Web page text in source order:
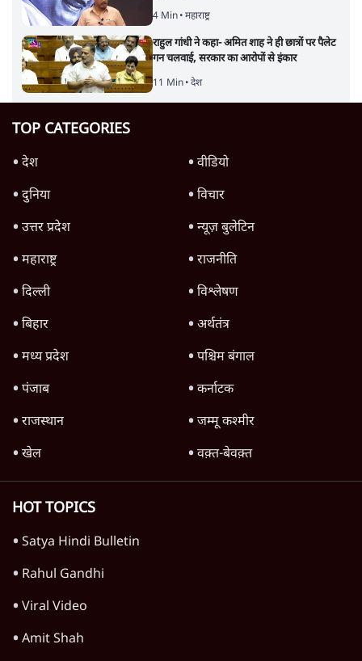
4 Min• महाराष्ट्र
राहुल गांधी ने कहा- अमित शाह ने ही छात्रों पर पैलेट
गन चलवाई, सरकार का आरोपों से इंकार
11 Min• देश
TOP CATEGORIES
देश
वीडियो
दुनिया
विचार
उत्तर प्रदेश
न्यूज़ बुलेटिन
महाराष्ट्र
राजनीति
दिल्ली
विश्लेषण
बिहार
अर्थतंत्र
मध्य प्रदेश
पश्चिम बंगाल
पंजाब
कर्नाटक
राजस्थान
जम्मू कश्मीर
खेल
वक़्त-बेवक़्त
HOT TOPICS
Satya Hindi Bulletin
Rahul Gandhi
Viral Video
Amit Shah